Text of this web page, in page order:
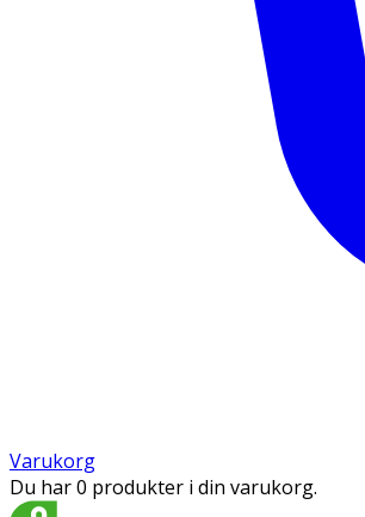
Varukorg
Du har 0 produkter i din varukorg.